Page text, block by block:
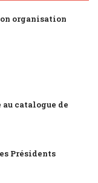
organisation
au catalogue de
Présidents